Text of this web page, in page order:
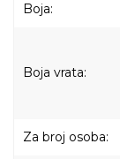
Boja:
Boja vrata:
Za broj osoba: